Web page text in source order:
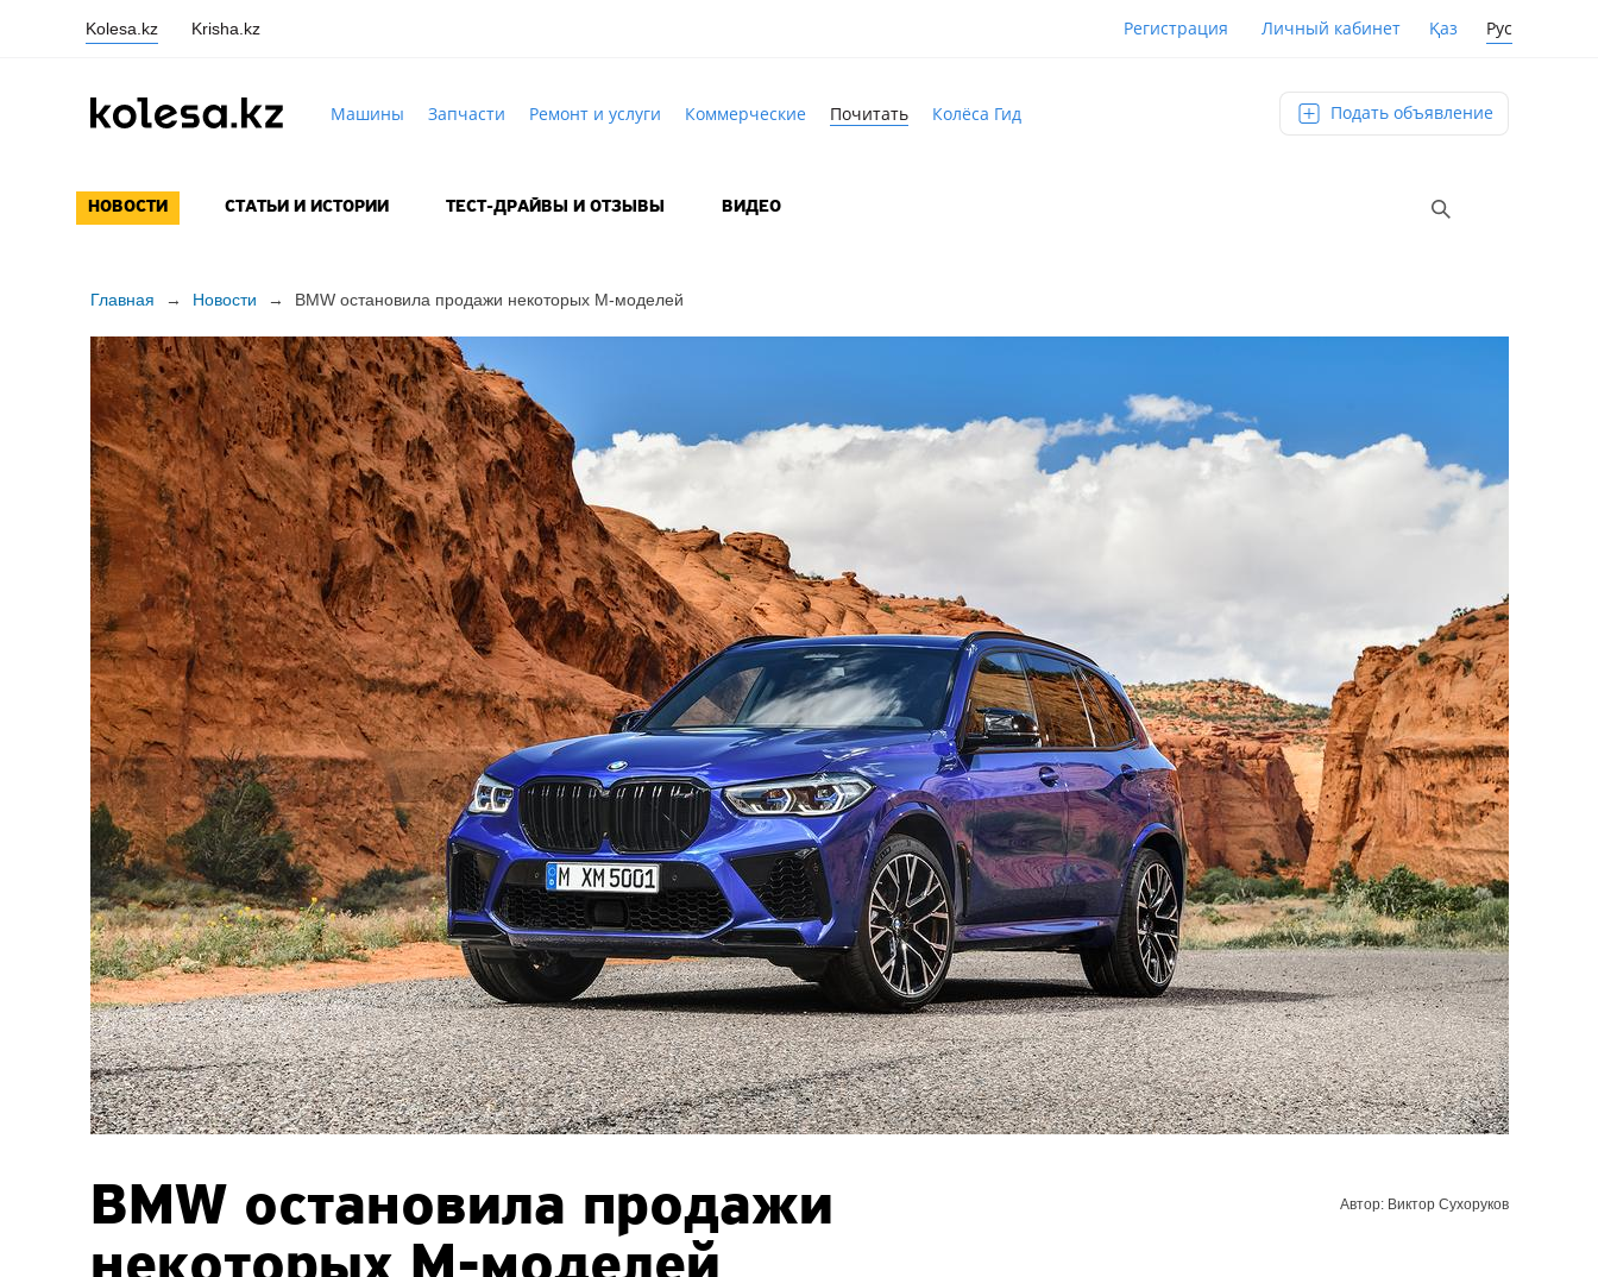
Kolesa.kz Krisha.kz Регистрация Личный кабинет Қаз Рус
Машины Запчасти Ремонт и услуги Коммерческие Почитать Колёса Гид Подать объявление
НОВОСТИ СТАТЬИ И ИСТОРИИ ТЕСТ-ДРАЙВЫ И ОТЗЫВЫ ВИДЕО
Главная → Новости → BMW остановила продажи некоторых M-моделей
BMW остановила продажи
Автор: Виктор Сухоруков